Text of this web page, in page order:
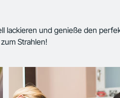
lackieren und genieße den
Strahlen!